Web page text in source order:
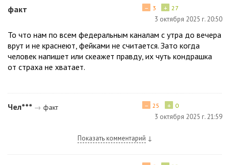
факт + 27
− 3
3 октября 2025 г. 20:50
То что нам по всем федеральным каналам с утра до вечера
врут и не краснеют, фейками не считается. Зато когда
человек напишет или скеажет правду, их чуть кондрашка
от страха не хватает.
Чел*** → факт + 0
− 25
3 октября 2025 г. 21:59
Показать комментарий ↓